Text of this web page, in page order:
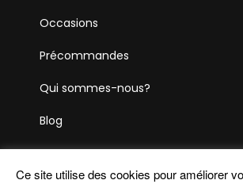
Occasions
Précommandes
Qui sommes-nous?
Blog
Ce site utilise des cookies pour améliorer